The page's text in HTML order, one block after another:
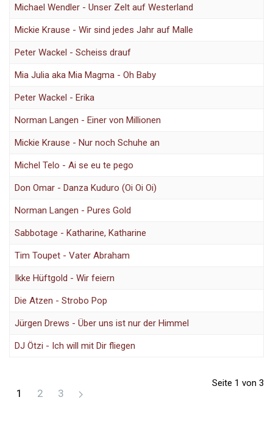
Michael Wendler - Unser Zelt auf Westerland
Mickie Krause - Wir sind jedes Jahr auf Malle
Peter Wackel - Scheiss drauf
Mia Julia aka Mia Magma - Oh Baby
Peter Wackel - Erika
Norman Langen - Einer von Millionen
Mickie Krause - Nur noch Schuhe an
Michel Telo - Ai se eu te pego
Don Omar - Danza Kuduro (Oi Oi Oi)
Norman Langen - Pures Gold
Sabbotage - Katharine, Katharine
Tim Toupet - Vater Abraham
Ikke Hüftgold - Wir feiern
Die Atzen - Strobo Pop
Jürgen Drews - Über uns ist nur der Himmel
DJ Ötzi - Ich will mit Dir fliegen
Seite 1 von 3
1 2 3